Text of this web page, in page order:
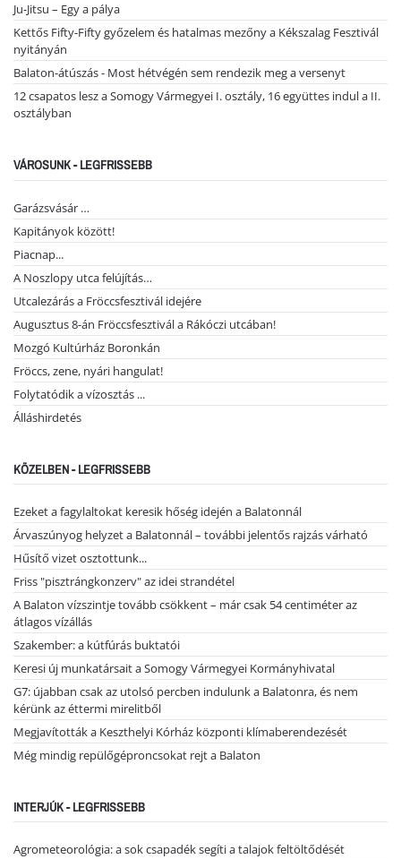
Ju-Jitsu – Egy a pálya
Kettős Fifty-Fifty győzelem és hatalmas mezőny a Kékszalag Fesztivál
nyitányán
Balaton-átúszás - Most hétvégén sem rendezik meg a versenyt
12 csapatos lesz a Somogy Vármegyei I. osztály, 16 együttes indul a II.
osztályban
VÁROSUNK - LEGFRISSEBB
Garázsvásár …
Kapitányok között!
Piacnap...
A Noszlopy utca felújítás…
Utcalezárás a Fröccsfesztivál idejére
Augusztus 8-án Fröccsfesztivál a Rákóczi utcában!
Mozgó Kultúrház Boronkán
Fröccs, zene, nyári hangulat!
Folytatódik a vízosztás ...
Álláshirdetés
KÖZELBEN - LEGFRISSEBB
Ezeket a fagylaltokat keresik hőség idején a Balatonnál
Árvaszúnyog helyzet a Balatonnál – további jelentős rajzás várható
Hűsítő vizet osztottunk...
Friss "pisztrángkonzerv" az idei strandétel
A Balaton vízszintje tovább csökkent – már csak 54 centiméter az
átlagos vízállás
Szakember: a kútfúrás buktatói
Keresi új munkatársait a Somogy Vármegyei Kormányhivatal
G7: újabban csak az utolsó percben indulunk a Balatonra, és nem
kérünk az éttermi mirelitből
Megjavították a Keszthelyi Kórház központi klímaberendezését
Még mindig repülőgéproncsokat rejt a Balaton
INTERJÚK - LEGFRISSEBB
Agrometeorológia: a sok csapadék segíti a talajok feltöltődését